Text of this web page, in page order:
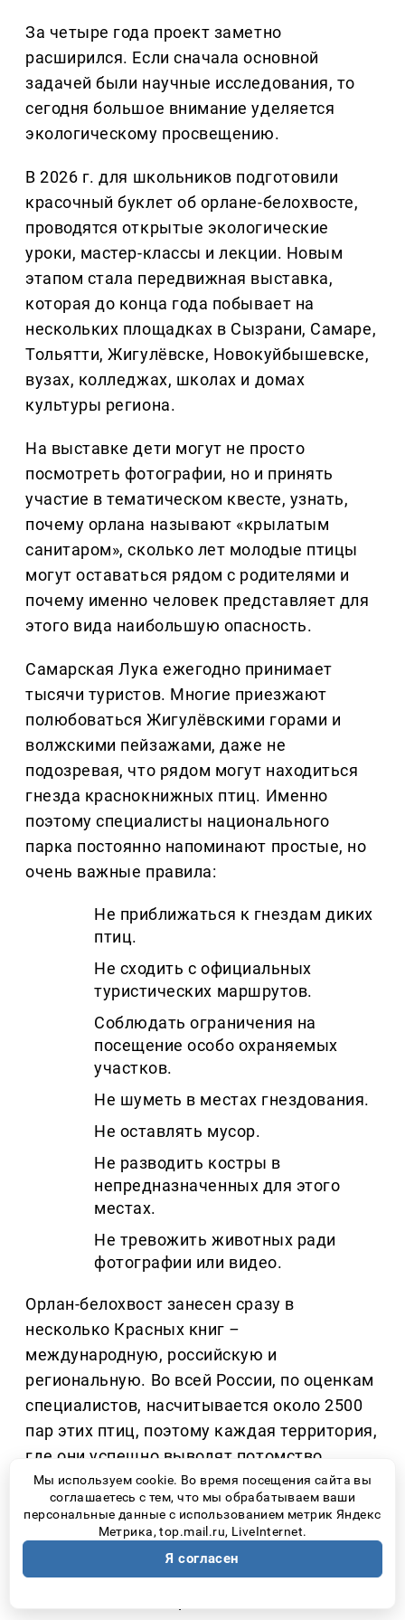
За четыре года проект заметно
расширился. Если сначала основной
задачей были научные исследования, то
сегодня большое внимание уделяется
экологическому просвещению.
В 2026 г. для школьников подготовили
красочный буклет об орлане-белохвосте,
проводятся открытые экологические
уроки, мастер-классы и лекции. Новым
этапом стала передвижная выставка,
которая до конца года побывает на
нескольких площадках в Сызрани, Самаре,
Тольятти, Жигулёвске, Новокуйбышевске,
вузах, колледжах, школах и домах
культуры региона.
На выставке дети могут не просто
посмотреть фотографии, но и принять
участие в тематическом квесте, узнать,
почему орлана называют «крылатым
санитаром», сколько лет молодые птицы
могут оставаться рядом с родителями и
почему именно человек представляет для
этого вида наибольшую опасность.
Самарская Лука ежегодно принимает
тысячи туристов. Многие приезжают
полюбоваться Жигулёвскими горами и
волжскими пейзажами, даже не
подозревая, что рядом могут находиться
гнезда краснокнижных птиц. Именно
поэтому специалисты национального
парка постоянно напоминают простые, но
очень важные правила:
Не приближаться к гнездам диких
птиц.
Не сходить с официальных
туристических маршрутов.
Соблюдать ограничения на
посещение особо охраняемых
участков.
Не шуметь в местах гнездования.
Не оставлять мусор.
Не разводить костры в
непредназначенных для этого
местах.
Не тревожить животных ради
фотографии или видео.
Орлан-белохвост занесен сразу в
несколько Красных книг –
международную, российскую и
региональную. Во всей России, по оценкам
специалистов, насчитывается около 2500
пар этих птиц, поэтому каждая территория,
где они успешно выводят потомство,
имеет большое значение для сохранения
вида.
По данным участников проекта, сегодня на
территории национального парка обитает
Мы используем cookie. Во время посещения сайта вы
соглашаетесь с тем, что мы обрабатываем ваши
персональные данные с использованием метрик Яндекс
Метрика, top.mail.ru, LiveInternet.
Я согласен